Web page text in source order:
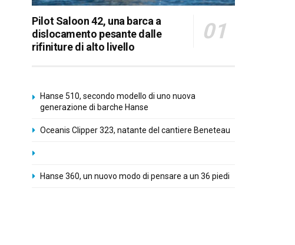
Pilot Saloon 42, una barca a
dislocamento pesante dalle
rifiniture di alto livello
Hanse 510, secondo modello di uno nuova
generazione di barche Hanse
Oceanis Clipper 323, natante del cantiere Beneteau
Hanse 360, un nuovo modo di pensare a un 36 piedi